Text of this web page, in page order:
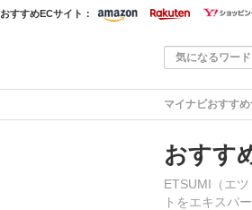
おすすめECサイト：
マイナビおすす
おすす
ETSUMI（エ
トをエキスパ